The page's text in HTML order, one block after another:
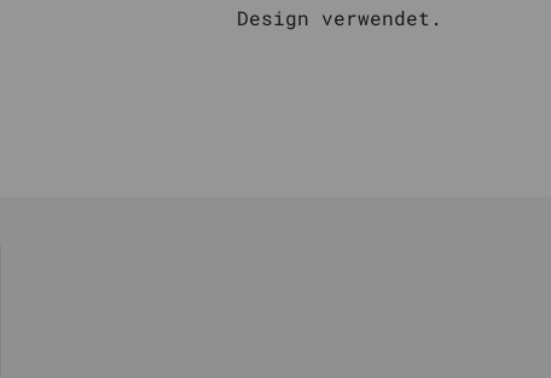
Design verwendet.